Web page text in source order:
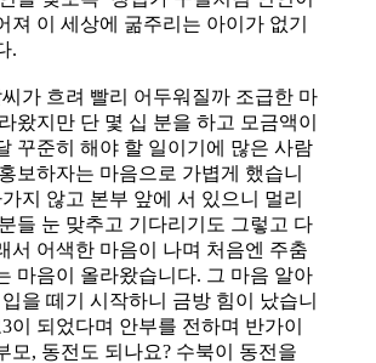
져 이 세상에 굶주리는 아이가 없기
.
씨가 흐려 빨리 어두워질까 조급한 마
왔지만 단 몇 십 분을 하고 모금액이
꾸준히 해야 할 일이기에 많은 사람
보하자는 마음으로 가볍게 했습니
지 않고 본부 앞에 서 있으니 멀리
들 눈 맞추고 기다리기도 그렇고 다
서 어색한 마음이 나며 처음엔 주춤
마음이 올라왔습니다. 그 마음 알아
을 떼기 시작하니 금방 힘이 났습니
이 되었다며 안부를 전하며 반가이
모, 동전도 되나요? 수북이 동전을